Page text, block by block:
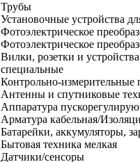
Трубы
Установочные устройства
Фотоэлектрическое
Фотоэлектрическое
Вилки, розетки и
специальные
Контрольно-измерительные
Антенны и спутниковые
Аппаратура
Арматура кабельная/
Батарейки, аккумуляторы,
Бытовая техника мелкая
Датчики/сенсоры